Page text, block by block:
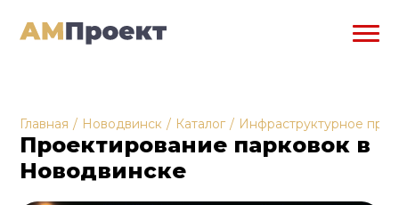
Главная / Новодвинск / Каталог / Инфраструктурное
Проектирование парковок в
Новодвинске